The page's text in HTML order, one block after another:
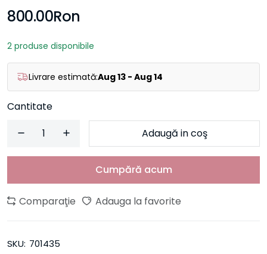
800.00Ron
2 produse disponibile
Livrare estimată:Aug 13 - Aug 14
Cantitate
Adaugă in coş
Cumpără acum
Comparaţie Adauga la favorite
SKU: 701435